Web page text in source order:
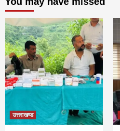
उत्तराखण्ड